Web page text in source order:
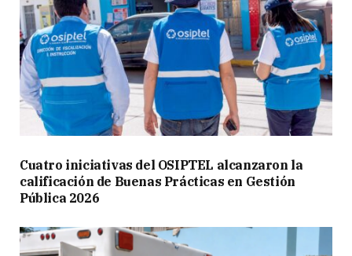
Cuatro iniciativas del OSIPTEL alcanzaron la
calificación de Buenas Prácticas en Gestión
Pública 2026